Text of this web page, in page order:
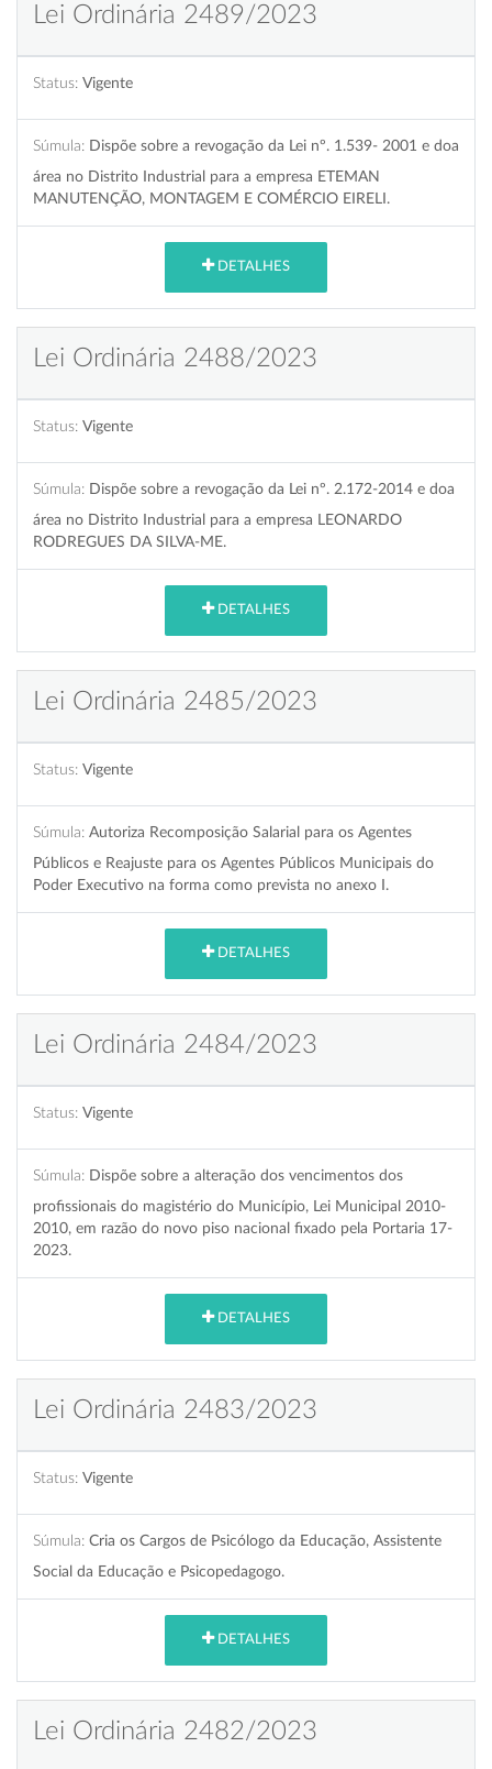
Lei Ordinária 2489/2023
Status: Vigente
Súmula: Dispõe sobre a revogação da Lei nº. 1.539- 2001 e doa
área no Distrito Industrial para a empresa ETEMAN
MANUTENÇÃO, MONTAGEM E COMÉRCIO EIRELI.
DETALHES
Lei Ordinária 2488/2023
Status: Vigente
Súmula: Dispõe sobre a revogação da Lei nº. 2.172-2014 e doa
área no Distrito Industrial para a empresa LEONARDO
RODREGUES DA SILVA-ME.
DETALHES
Lei Ordinária 2485/2023
Status: Vigente
Súmula: Autoriza Recomposição Salarial para os Agentes
Públicos e Reajuste para os Agentes Públicos Municipais do
Poder Executivo na forma como prevista no anexo I.
DETALHES
Lei Ordinária 2484/2023
Status: Vigente
Súmula: Dispõe sobre a alteração dos vencimentos dos
profissionais do magistério do Município, Lei Municipal 2010-
2010, em razão do novo piso nacional fixado pela Portaria 17-
2023.
DETALHES
Lei Ordinária 2483/2023
Status: Vigente
Súmula: Cria os Cargos de Psicólogo da Educação, Assistente
Social da Educação e Psicopedagogo.
DETALHES
Lei Ordinária 2482/2023